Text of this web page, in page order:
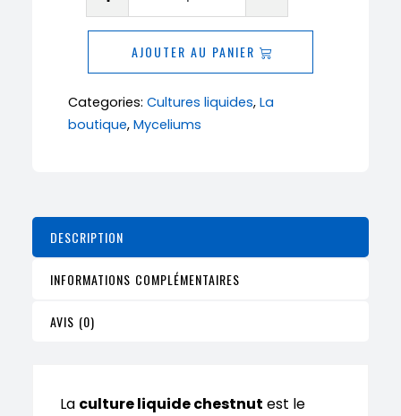
Culture
liquide
(Pholiota
AJOUTER AU PANIER
Categories: Cultures liquides, La
boutique, Myceliums
DESCRIPTION
INFORMATIONS COMPLÉMENTAIRES
AVIS (0)
La culture liquide chestnut est le